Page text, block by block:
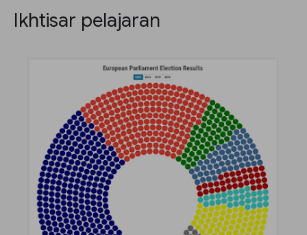
Ikhtisar pelajaran